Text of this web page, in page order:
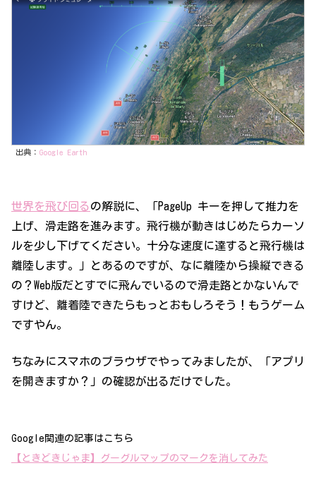
出典： Google Earth
世界を飛び回るの解説に、「PageUp キーを押して推力を
上げ、滑走路を進みます。飛行機が動きはじめたらカーソ
ルを少し下げてください。十分な速度に達すると飛行機は
離陸します。」とあるのですが、なに離陸から操縦できる
の？Web版だとすでに飛んでいるので滑走路とかないんで
すけど、離着陸できたらもっとおもしろそう！もうゲーム
ですやん。
ちなみにスマホのブラウザでやってみましたが、「アプリ
を開きますか？」の確認が出るだけでした。
Google関連の記事はこちら
【ときどきじゃま】グーグルマップのマークを消してみた